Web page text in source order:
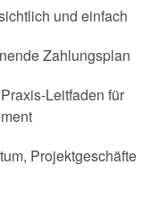
und einfach
Zahlungsplan
Leitfaden für
Projektgeschäfte